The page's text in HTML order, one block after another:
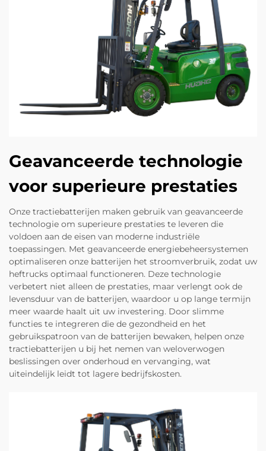
Geavanceerde technologie
voor superieure prestaties
Onze tractiebatterijen maken gebruik van geavanceerde
technologie om superieure prestaties te leveren die
voldoen aan de eisen van moderne industriële
toepassingen. Met geavanceerde energiebeheersystemen
optimaliseren onze batterijen het stroomverbruik, zodat uw
heftrucks optimaal functioneren. Deze technologie
verbetert niet alleen de prestaties, maar verlengt ook de
levensduur van de batterijen, waardoor u op lange termijn
meer waarde haalt uit uw investering. Door slimme
functies te integreren die de gezondheid en het
gebruikspatroon van de batterijen bewaken, helpen onze
tractiebatterijen u bij het nemen van weloverwogen
beslissingen over onderhoud en vervanging, wat
uiteindelijk leidt tot lagere bedrijfskosten.